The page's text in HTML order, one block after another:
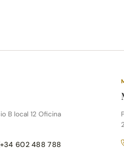
B local 12 Oficina
+34 602 488 788